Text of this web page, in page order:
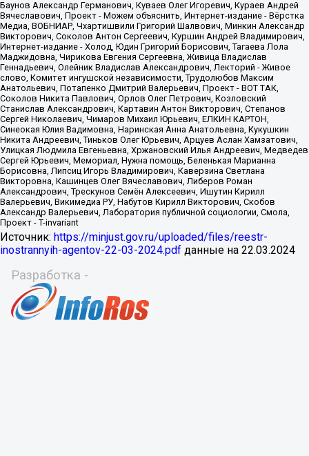
Источник: https://minjust.gov.ru/uploaded/files/reestr-
inostrannyih-agentov-22-03-2024.pdf данные на 22.03.2024
Разработка -